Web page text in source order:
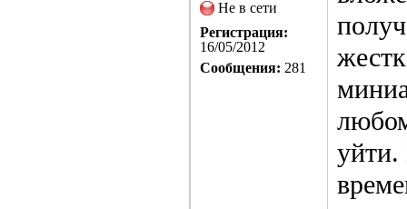
Не в сети
Регистрация:
16/05/2012
Сообщения: 281
уйти.